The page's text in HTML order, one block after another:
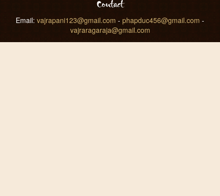
Contact
Email: vajrapani123@gmail.com - phapduc456@gmail.com -
vajraragaraja@gmail.com